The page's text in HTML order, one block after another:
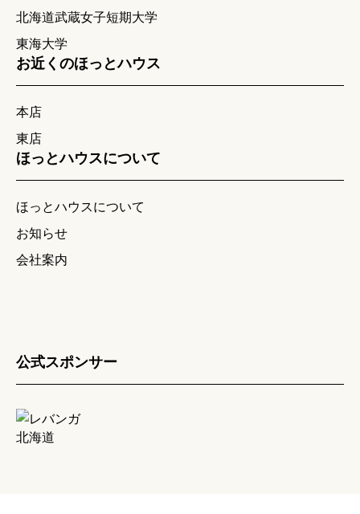
北海道武蔵女子短期大学
東海大学
お近くのほっとハウス
本店
東店
ほっとハウスについて
ほっとハウスについて
お知らせ
会社案内
公式スポンサー